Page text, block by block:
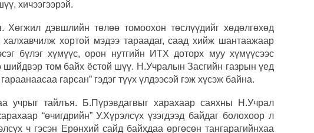
хичээгээрэй.
Хөгжил дэвшлийн төлөө томоохон төслүүдийг хөдөлгөхөд
хортой мэдээ тараадаг, саад хийж шантаажаар
бүлэг хүмүүс, орон нутгийн ИТХ доторх муу хүмүүсээс
шийдвэр том байх ёстой шүү. Н.Учралын Засгийн газрын үед
гарсан” гэдэг түүх үлдээсэй гэж хүсэж байна.
учрыг тайлъя. Б.Пүрэвдагвыг харахаар саяхны Н.Учрал
“өчигдрийн” У.Хүрэлсүх үзэгдээд байдаг болохоор л
ч гэсэн Ерөнхий сайд байхдаа өргөсөн тангарагийнхаа